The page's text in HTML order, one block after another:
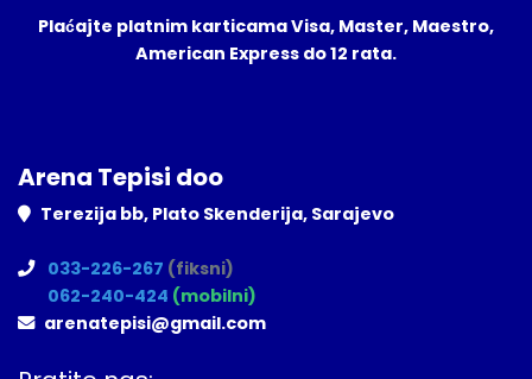
Plaćajte platnim karticama Visa, Master, Maestro,
American Express do 12 rata.
Arena Tepisi doo
Terezija bb, Plato Skenderija, Sarajevo
033-226-267 (fiksni)
062-240-424 (mobilni)
arenatepisi@gmail.com